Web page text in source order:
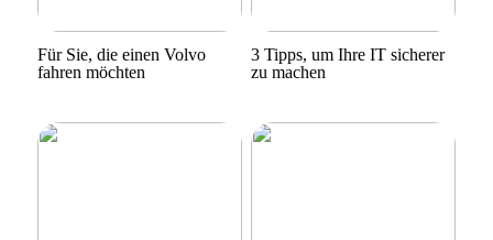
Für Sie, die einen Volvo
fahren möchten
3 Tipps, um Ihre IT sicherer
zu machen